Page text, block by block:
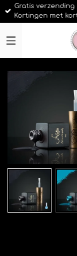
Ga
direct
de
Gratis verzending
Kortingen met